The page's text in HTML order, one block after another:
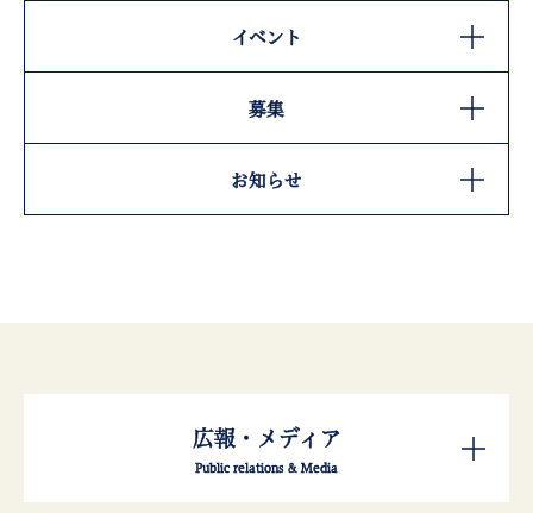
イベント
募集
お知らせ
広報・メディア
Public relations & Media